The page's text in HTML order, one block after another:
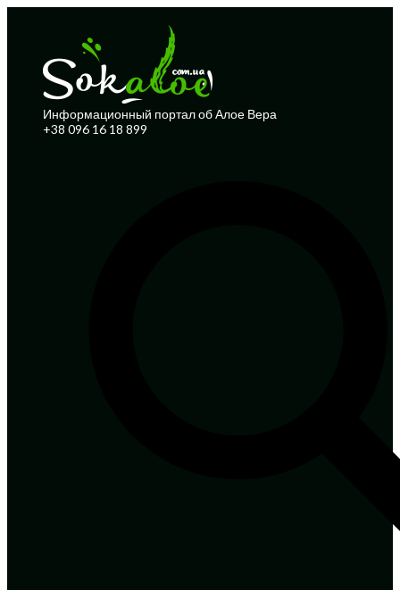
Информационный портал об Алое Вера
+38 096 16 18 899